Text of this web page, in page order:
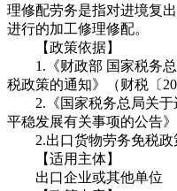
理修配劳务是指对进境复
进行的加工修理修配。
【政策依据】
1.《财政部 国家税务总
税政策的通知》（财税〔
2.《国家税务总局关于
平稳发展有关事项的公告
2.出口货物劳务免税政
【适用主体】
出口企业或其他单位